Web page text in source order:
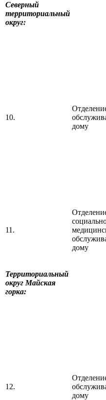
Северный
территориальный
округ:
10.
дому
11.
дому
Территориальный
округ Майская
горка:
12.
дому